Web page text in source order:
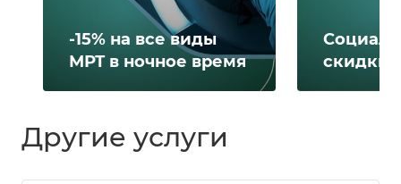
-15% на все виды
МРТ в ночное время
скидки
Другие услуги